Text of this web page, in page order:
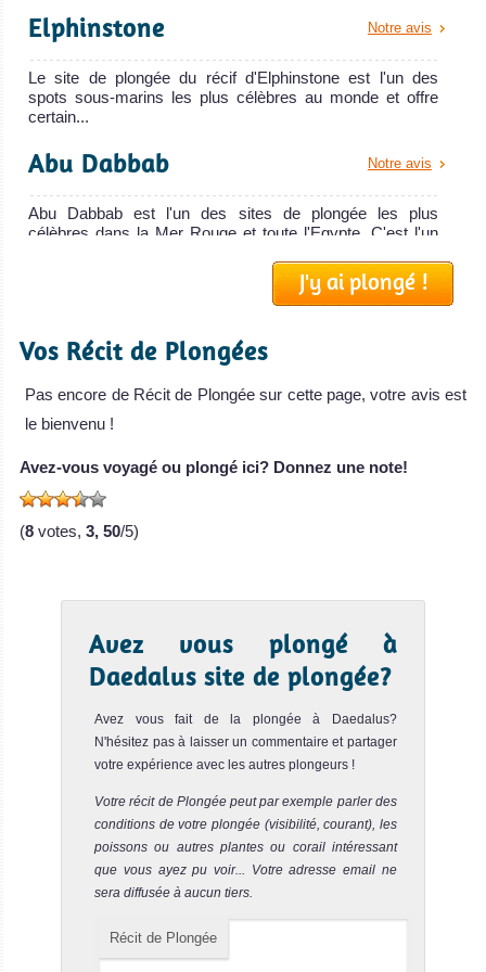
M
MV Miss Nouran
Plongée
MY Blue
Seas
Le MY Blue
Seas est un
MY Blue Seas
Plongée
MV Seawolf Dominator
Le Seawolf Dominator est un bateau de cr
MV Seawolf Dominator Avis sur le Bateau de Croisière Plongée
Notre avis
Elphinstone
Le site de plongée du récif d'Elphinstone est l'un des
spots sous-marins les plus célèbres au monde et offre
certain...
Notre avis
Abu Dabbab
Abu Dabbab est l'un des sites de plongée les plus
célèbres dans la Mer Rouge et toute l'Egypte. C'est l'un
Notre avis
également appelé le récif de Sha'ab Samadai et est l'un
J'y ai plongé !
Vos Récit de Plongées
Pas encore de Récit de Plongée sur cette page, votre avis est
le bienvenu !
Avez-vous voyagé ou plongé ici? Donnez une note!
(8 votes, 3, 50/5)
Avez vous plongé à
Daedalus site de plongée?
Avez vous fait de la plongée à Daedalus?
N'hésitez pas à laisser un commentaire et partager
votre expérience avec les autres plongeurs !
Votre récit de Plongée peut par exemple parler des
conditions de votre plongée (visibilité, courant), les
poissons ou autres plantes ou corail intéressant
que vous ayez pu voir... Votre adresse email ne
sera diffusée à aucun tiers.
Récit de Plongée